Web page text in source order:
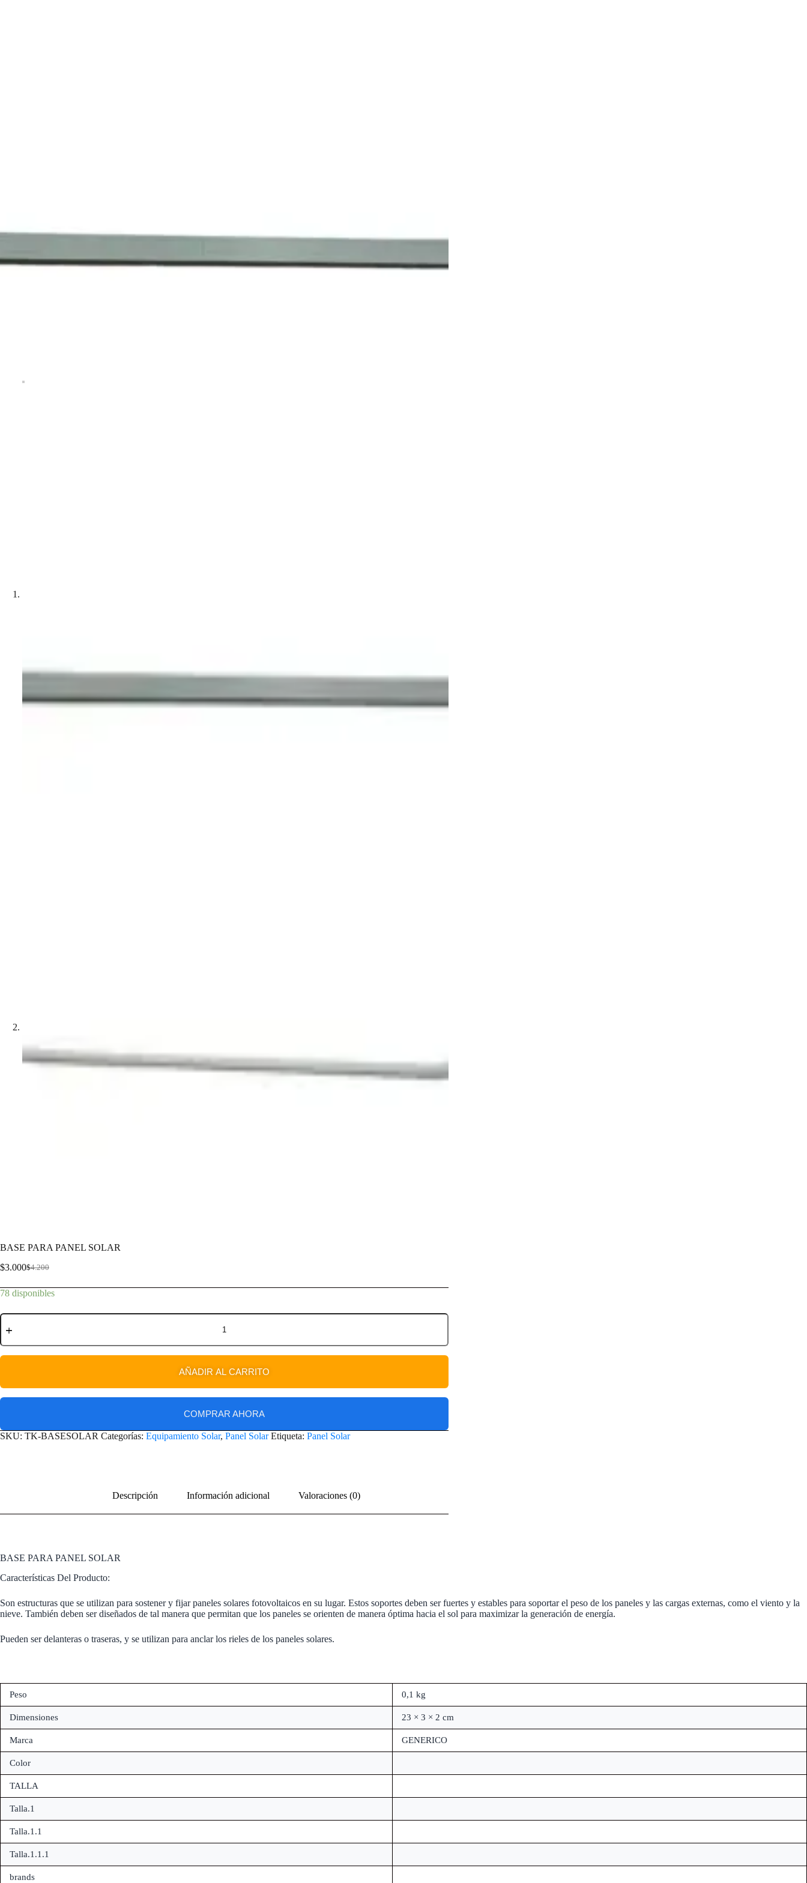
BASE PARA PANEL SOLAR
$4.200
$3.000
78 disponibles
AÑADIR AL CARRITO
COMPRAR AHORA
SKU: TK-BASESOLAR Categorías: Equipamiento Solar, Panel Solar Etiqueta: Panel Solar
Descripción Información adicional Valoraciones (0)
BASE PARA PANEL SOLAR
Características Del Producto:
Son estructuras que se utilizan para sostener y fijar paneles solares fotovoltaicos en su lugar. Estos soportes deben ser fuertes y estables para soportar el peso de los paneles y las cargas externas, como el viento y la
nieve. También deben ser diseñados de tal manera que permitan que los paneles se orienten de manera óptima hacia el sol para maximizar la generación de energía.
Pueden ser delanteras o traseras, y se utilizan para anclar los rieles de los paneles solares.
Peso 0,1 kg
Dimensiones 23 × 3 × 2 cm
Marca GENERICO
Color
TALLA
Talla.1
Talla.1.1
Talla.1.1.1
brands